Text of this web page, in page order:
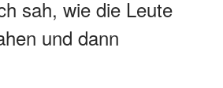
sah, wie die Leute
und dann